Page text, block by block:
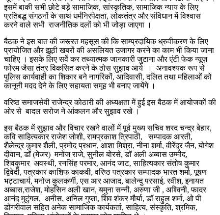
इसमें बाकी सभी छोटे बड़े सामाजिक, सांस्कृतिक, सामाजिक न्याय के लिए
प्रतिबद्ध संगठनों के साथ धर्मंनिरपेक्षता, लोकतंत्र और संविधान में विश्वास
करने वाले सभी राजनीतिक दलों को भी जोड़ा जाएगा ।
बैठक ने इस बात की जरूरत महसूस की कि साम्प्रदायिक ध्रुवीकरण के लिए
प्रायोजित और झूठी खबरों की असलियत उजागर करने का काम भी किया जाना
चाहिए । इसके लिए सर्वे कर तथ्यात्मक जानकारी जुटाना और एंटी फेक न्यूज़
फोरम जैसा तंत्र विकसित करने के ठोस सुझाव आये । अनावश्यक रूप से
पुलिस कार्यवाही का शिकार बने नागरिकों, आदिवासी, दलित तथा महिलाओं को
कानूनी मदद देने के लिए सहायता समूह भी बनाए जायेंगे ।
वरिष्ठ समाजसेवी राजेन्द्र कोठारी की अध्यक्षता में हुई इस बैठक में आयोजकों की
ओर से बादल सरोज ने आंकलन और सुझाव रखे ।
इस बैठक में सुझाव और विचार रखने वालों में पूर्व मुख्य सचिव शरद चन्द्र बेहार,
कवि साहित्यकार राजेश जोशी, रामप्रकाश त्रिपाठी, सम्पादक आरती,
शैलेन्द्र कुमार शैली, प्रमोद प्रधान, आशा मिश्रा, नीना शर्मा, वीरेंद्र जैन, योगेश
दीवान, डॉ (मेजर) मनोज राजे, सुनील बोरसे, डॉ अली अब्बास उम्मीद,
शिवकुमार अवस्थी, रनसिंह परमार, आनंद जाट, साहित्यकार संतोष कुमार
द्विवेदी, पत्रकार काशिफ काकवी, वरिष्ठ पत्रकार सम्पादक भारत शर्मा, पूषण
भट्टाचार्य, मनोज कुलकर्णी, एस आर आजाद, बालेन्दु परसाई, रवीश, इनायत
अब्बास,राजेश, मोहसिन अली खान, यमुना सन्नी, अरुणा जी , अश्विनी, फादर
आनंद मुटुंगल, अनीस, अनिल गुप्ता, शिव शंकर मौर्या, डॉ राहुल शर्मा, ओ पी
डोंगरीवाल सहित अनेक सामाजिक कार्यकर्ता, साहित्य, संस्कृति, श्रमिक,